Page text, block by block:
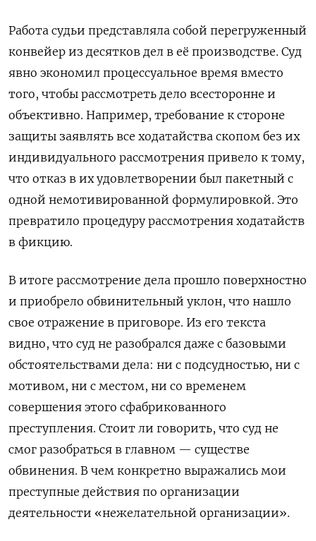
Работа судьи представляла собой перегруженный
конвейер из десятков дел в её производстве. Суд
явно экономил процессуальное время вместо
того, чтобы рассмотреть дело всесторонне и
объективно. Например, требование к стороне
защиты заявлять все ходатайства скопом без их
индивидуального рассмотрения привело к тому,
что отказ в их удовлетворении был пакетный с
одной немотивированной формулировкой. Это
превратило процедуру рассмотрения ходатайств
в фикцию.
В итоге рассмотрение дела прошло поверхностно
и приобрело обвинительный уклон, что нашло
свое отражение в приговоре. Из его текста
видно, что суд не разобрался даже с базовыми
обстоятельствами дела: ни с подсудностью, ни с
мотивом, ни с местом, ни со временем
совершения этого сфабрикованного
преступления. Стоит ли говорить, что суд не
смог разобраться в главном — существе
обвинения. В чем конкретно выражались мои
преступные действия по организации
деятельности «нежелательной организации».